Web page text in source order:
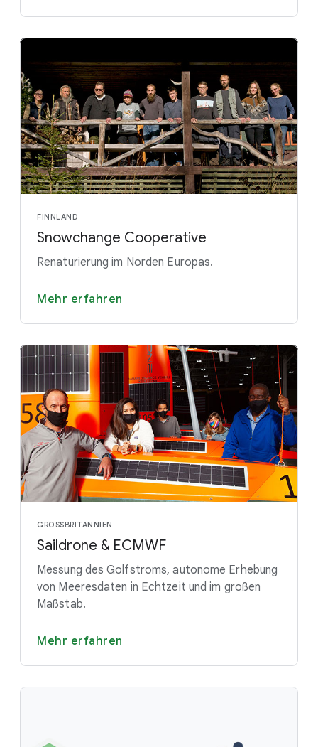
FINNLAND
Snowchange Cooperative
Renaturierung im Norden Europas.
Mehr erfahren
GROSSBRITANNIEN
Saildrone & ECMWF
Messung des Golfstroms, autonome Erhebung
von Meeresdaten in Echtzeit und im großen
Maßstab.
Mehr erfahren